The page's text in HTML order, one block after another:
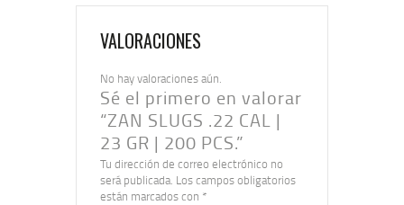
VALORACIONES
No hay valoraciones aún.
Sé el primero en valorar
“ZAN SLUGS .22 CAL |
23 GR | 200 PCS.”
Tu dirección de correo electrónico no
será publicada. Los campos obligatorios
están marcados con *